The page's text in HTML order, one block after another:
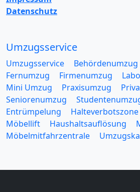
Datenschutz
Umzugsservice
Umzugsservice Behördenumzug
Fernumzug
Firmenumzug
Mini Umzug
Praxisumzug
Seniorenumzug
Entrümpelung
Halteverbotszone
Möbellift
Haushaltsauflösung
Möbelmitfahrzentrale